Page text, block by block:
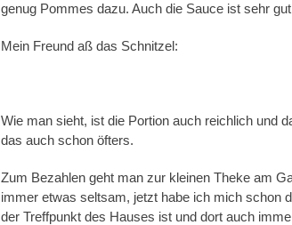
genug Pommes dazu. Auch die Sauce ist sehr
Mein Freund aß das Schnitzel:
Wie man sieht, ist die Portion auch reichlich und
das auch schon öfters.
Zum Bezahlen geht man zur kleinen Theke am
immer etwas seltsam, jetzt habe ich mich schon
der Treffpunkt des Hauses ist und dort auch